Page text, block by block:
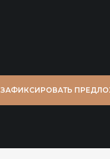
ЗАФИКСИРОВАТЬ